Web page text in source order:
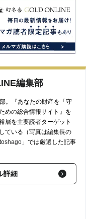
編集部
。『あなたの財産を「守
めの総合情報サイト』を
層を主要読者ターゲット
ている（写真は編集長の
」 では厳選した記事
詳細